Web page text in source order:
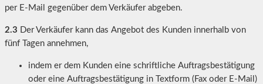
per E-Mail gegenüber dem Verkäufer abgeben.
2.3 Der Verkäufer kann das Angebot des Kunden innerhalb von
fünf Tagen annehmen,
indem er dem Kunden eine schriftliche Auftragsbestätigung
oder eine Auftragsbestätigung in Textform (Fax oder E-Mail)